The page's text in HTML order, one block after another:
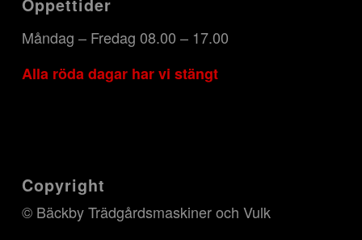
Öppettider
Måndag – Fredag 08.00 – 17.00
Alla röda dagar har vi stängt
Copyright
© Bäckby Trädgårdsmaskiner och Vulk